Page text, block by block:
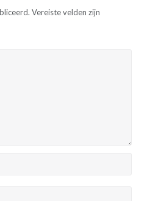
Vereiste velden zijn